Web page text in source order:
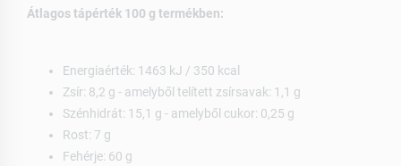
Átlagos tápérték 100 g termékben:
Energiaérték: 1463 kJ / 350 kcal
Zsír: 8,2 g - amelyből telített zsírsavak: 1,1 g
Szénhidrát: 15,1 g - amelyből cukor: 0,25 g
Rost: 7 g
Fehérje: 60 g